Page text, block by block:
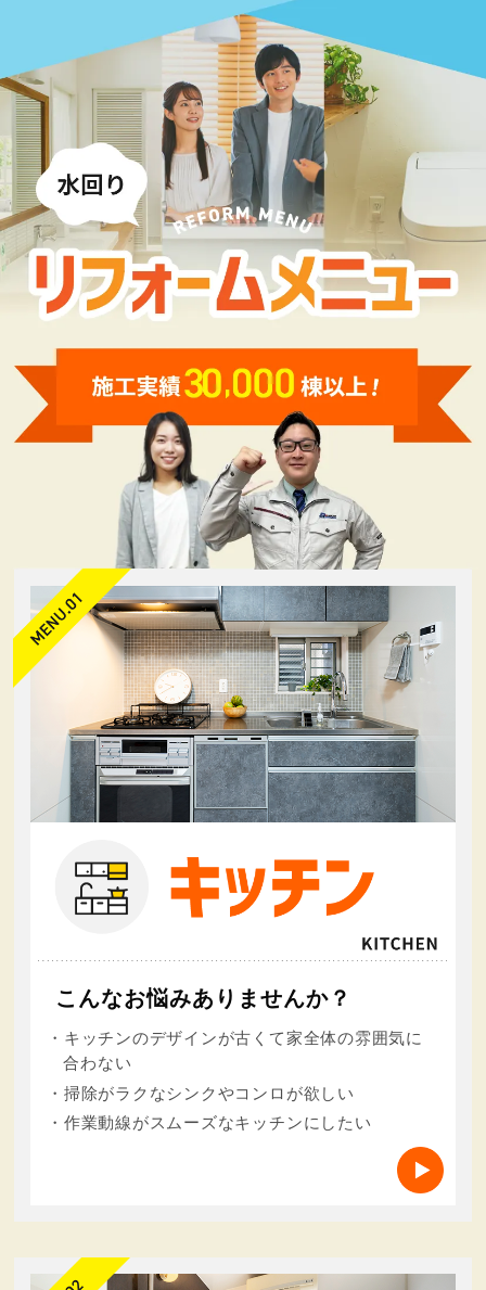
（7）ユーザーからのお問い合わせに対応するため
に，お問い合わせ内容や代金の請求に関する情報など
当社がユーザーに対してサービスを提供するにあたっ
て必要となる情報や，ユーザーのサービス利用状況，
連絡先情報などを利用する目的
（8）上記の利用目的に付随する目的
第４条（個人情報の第三者提供）
当社は，次に掲げる場合を除いて，あらかじめユーザ
ーの同意を得ることなく，第三者に個人情報を提供す
ることはありません。ただし，個人情報保護法その他
の法令で認められる場合を除きます。
（1）法令に基づく場合
がある場合であって，本人の同意を得ることが困難で
あるとき
（3）公衆衛生の向上または児童の健全な育成の推進
のために特に必要がある場合であって，本人の同意を
得ることが困難であるとき
（4）国の機関もしくは地方公共団体またはその委託
を受けた者が法令の定める事務を遂行することに対し
て協力する必要がある場合であって，本人の同意を得
ることにより当該事務の遂行に支障を及ぼすおそれが
あるとき
（5）予め次の事項を告知あるいは公表をしている場
合
利用目的に第三者への提供を含むこと
第三者に提供されるデータの項目
第三者への提供の手段または方法
本人の求めに応じて個人情報の第三者への提供を停止
前項の定めにかかわらず，次に掲げる場合は第三者に
は該当しないものとします。
（1）当社が利用目的の達成に必要な範囲内におい
て個人情報の取扱いの全部または一部を委託する場合
（2）合併その他の事由による事業の承継に伴って
る場合であって，その旨並びに共同して利用される個
人情報の項目，共同して利用する者の範囲，利用する
者の利用目的および当該個人情報の管理について責任
を有する者の氏名または名称について，あらかじめ本
人に通知し，または本人が容易に知り得る状態に置い
第５条（個人情報の開示）
当社は，本人から個人情報の開示を求められたとき
は，本人に対し，遅滞なくこれを開示します。ただ
し，開示することにより次のいずれかに該当する場合
は，その全部または一部を開示しないこともあり，開
示しない決定をした場合には，その旨を遅滞なく通知
します。なお，個人情報の開示に際しては，１件あた
権利利益を害するおそれがある場合
（2）当社の業務の適正な実施に著しい支障を及ぼす
こんなお悩みありませんか？
・キッチンのデザインが古くて家全体の雰囲気に
合わない
・掃除がラクなシンクやコンロが欲しい
・作業動線がスムーズなキッチンにしたい